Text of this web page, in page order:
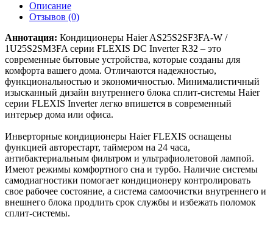
Описание
Отзывов (0)
Аннотация: Кондиционеры Haier AS25S2SF3FA-W /
1U25S2SM3FA серии FLEXIS DC Inverter R32 – это
современные бытовые устройства, которые созданы для
комфорта вашего дома. Отличаются надежностью,
функциональностью и экономичностью. Минималистичный
изысканный дизайн внутреннего блока сплит-системы Haier
серии FLEXIS Inverter легко впишется в современный
интерьер дома или офиса.
Инверторные кондиционеры Haier FLEXIS оснащены
функцией авторестарт, таймером на 24 часа,
антибактериальным фильтром и ультрафиолетовой лампой.
Имеют режимы комфортного сна и турбо. Наличие системы
самодиагностики помогает кондиционеру контролировать
свое рабочее состояние, а система самоочистки внутреннего и
внешнего блока продлить срок службы и избежать поломок
сплит-системы.